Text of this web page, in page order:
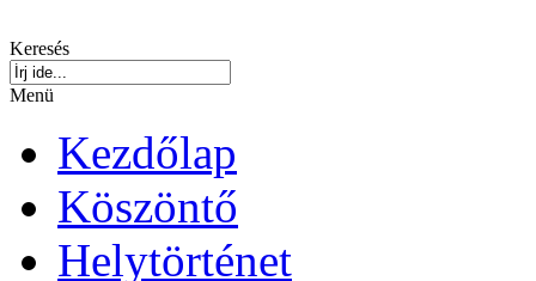
Keresés
Menü
Kezdőlap
Köszöntő
Helytörténet